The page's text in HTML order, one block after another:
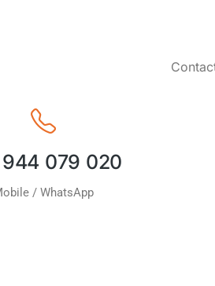
944 079 020
/ WhatsApp